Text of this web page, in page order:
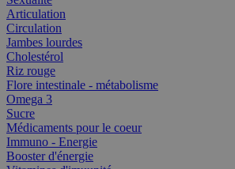
Articulation
Circulation
Jambes lourdes
Cholestérol
Riz rouge
Flore intestinale - métabolisme
Omega 3
Sucre
Médicaments pour le coeur
Immuno - Energie
Booster d'énergie